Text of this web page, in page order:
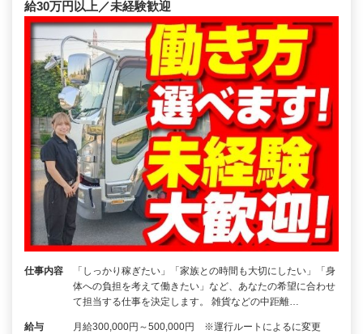
給30万円以上／未経験歓迎
仕事内容
「しっかり稼ぎたい」「家族との時間も大切にしたい」「身
体への負担を考えて働きたい」など、あなたの希望に合わせ
て担当する仕事を決定します。 雑貨などの中距離…
給与 月給300,000円～500,000円 ※運行ルートによるに変更